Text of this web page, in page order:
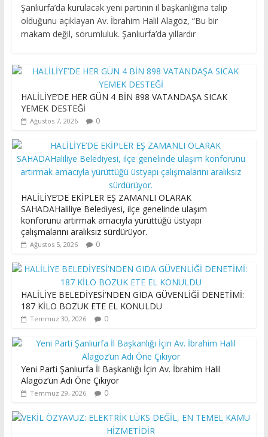
Şanlıurfa’da kurulacak yeni partinin il başkanlığına talip
olduğunu açıklayan Av. İbrahim Halil Alagöz, “Bu bir
makam değil, sorumluluk. Şanlıurfa’da yıllardır
HALİLİYE’DE HER GÜN 4 BİN 898 VATANDAŞA SICAK
YEMEK DESTEĞİ
Ağustos 7, 2026 0
HALİLİYE’DE EKİPLER EŞ ZAMANLI OLARAK
SAHADAHaliliye Belediyesi, ilçe genelinde ulaşım
konforunu artırmak amacıyla yürüttüğü üstyapı
çalışmalarını aralıksız sürdürüyor.
Ağustos 5, 2026 0
HALİLİYE BELEDİYESİ’NDEN GIDA GÜVENLİĞİ DENETİMİ:
187 KİLO BOZUK ETE EL KONULDU
Temmuz 30, 2026 0
Yeni Parti Şanlıurfa İl Başkanlığı İçin Av. İbrahim Halil
Alagöz’ün Adı Öne Çıkıyor
Temmuz 29, 2026 0